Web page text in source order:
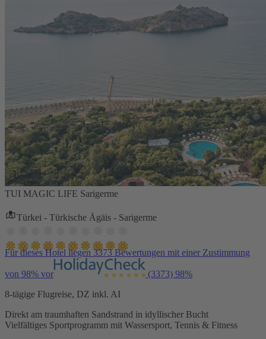
TUI MAGIC LIFE Sarigerme
Türkei - Türkische Ägäis - Sarigerme
Für dieses Hotel liegen 3373 Bewertungen mit einer Zustimmung
von 98% vor (3373) 98%
8-tägige Flugreise, DZ inkl. AI
Direkt am traumhaften Sandstrand in idyllischer Bucht
Vielfältiges Sportprogramm mit Wassersport, Tennis & Fitness